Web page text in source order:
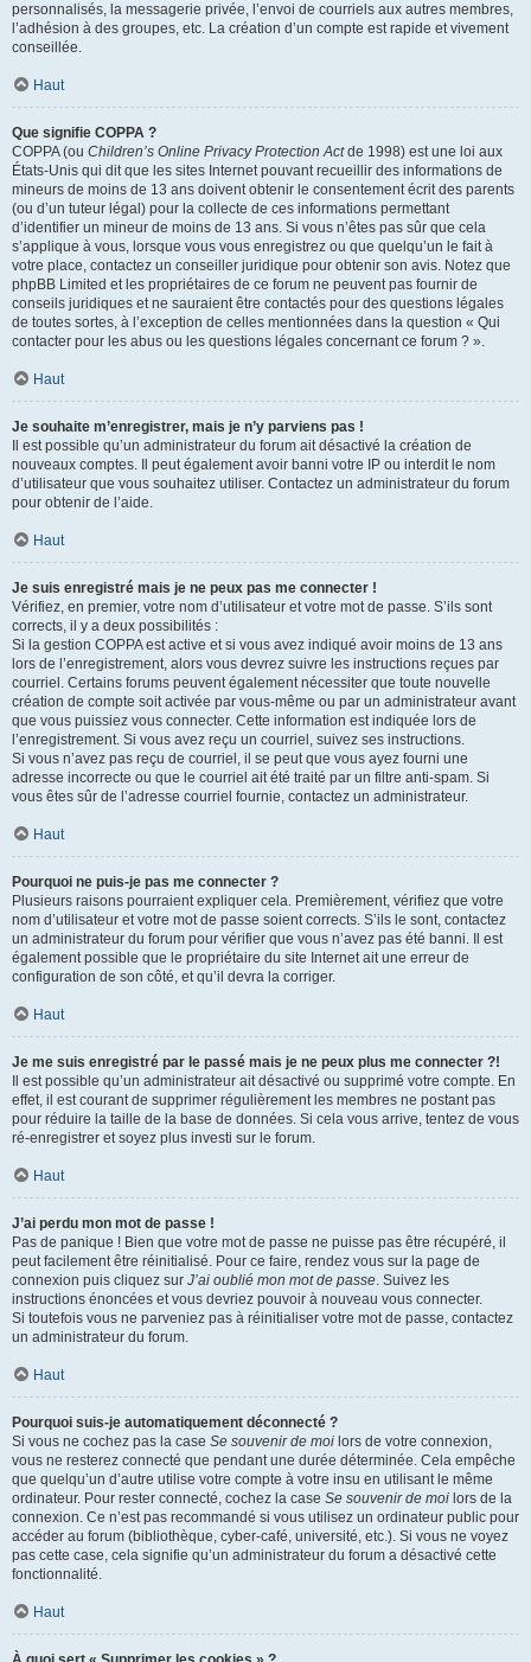
personnalisés, la messagerie privée, l’envoi de courriels aux autres membres,
l’adhésion à des groupes, etc. La création d’un compte est rapide et vivement
conseillée.
Haut
Que signifie COPPA ?
COPPA (ou Children’s Online Privacy Protection Actde 1998) est une loi aux
États-Unis qui dit que les sites Internet pouvant recueillir des informations de
mineurs de moins de 13 ans doivent obtenir le consentement écrit des parents
(ou d’un tuteur légal) pour la collecte de ces informations permettant
d’identifier un mineur de moins de 13 ans. Si vous n’êtes pas sûr que cela
s’applique à vous, lorsque vous vous enregistrez ou que quelqu’un le fait à
votre place, contactez un conseiller juridique pour obtenir son avis. Notez que
phpBB Limited et les propriétaires de ce forum ne peuvent pas fournir de
conseils juridiques et ne sauraient être contactés pour des questions légales
de toutes sortes, à l’exception de celles mentionnées dans la question « Qui
contacter pour les abus ou les questions légales concernant ce forum ? ».
Haut
Je souhaite m’enregistrer, mais je n’y parviens pas !
Il est possible qu’un administrateur du forum ait désactivé la création de
nouveaux comptes. Il peut également avoir banni votre IP ou interdit le nom
d’utilisateur que vous souhaitez utiliser. Contactez un administrateur du forum
pour obtenir de l’aide.
Haut
Je suis enregistré mais je ne peux pas me connecter !
Vérifiez, en premier, votre nom d’utilisateur et votre mot de passe. S’ils sont
corrects, il y a deux possibilités :
Si la gestion COPPA est active et si vous avez indiqué avoir moins de 13 ans
lors de l’enregistrement, alors vous devrez suivre les instructions reçues par
courriel. Certains forums peuvent également nécessiter que toute nouvelle
création de compte soit activée par vous-même ou par un administrateur avant
que vous puissiez vous connecter. Cette information est indiquée lors de
l’enregistrement. Si vous avez reçu un courriel, suivez ses instructions.
Si vous n’avez pas reçu de courriel, il se peut que vous ayez fourni une
adresse incorrecte ou que le courriel ait été traité par un filtre anti-spam. Si
vous êtes sûr de l’adresse courriel fournie, contactez un administrateur.
Haut
Pourquoi ne puis-je pas me connecter ?
Plusieurs raisons pourraient expliquer cela. Premièrement, vérifiez que votre
nom d’utilisateur et votre mot de passe soient corrects. S’ils le sont, contactez
un administrateur du forum pour vérifier que vous n’avez pas été banni. Il est
également possible que le propriétaire du site Internet ait une erreur de
configuration de son côté, et qu’il devra la corriger.
Haut
Je me suis enregistré par le passé mais je ne peux plus me connecter ?!
Il est possible qu’un administrateur ait désactivé ou supprimé votre compte. En
effet, il est courant de supprimer régulièrement les membres ne postant pas
pour réduire la taille de la base de données. Si cela vous arrive, tentez de vous
ré-enregistrer et soyez plus investi sur le forum.
Haut
J’ai perdu mon mot de passe !
Pas de panique ! Bien que votre mot de passe ne puisse pas être récupéré, il
peut facilement être réinitialisé. Pour ce faire, rendez vous sur la page de
connexion puis cliquez sur J’ai oublié mon mot de passe. Suivez les
instructions énoncées et vous devriez pouvoir à nouveau vous connecter.
Si toutefois vous ne parveniez pas à réinitialiser votre mot de passe, contactez
un administrateur du forum.
Haut
Pourquoi suis-je automatiquement déconnecté ?
Si vous ne cochez pas la case Se souvenir de moi lors de votre connexion,
vous ne resterez connecté que pendant une durée déterminée. Cela empêche
que quelqu’un d’autre utilise votre compte à votre insu en utilisant le même
ordinateur. Pour rester connecté, cochez la case Se souvenir de moi lors de la
connexion. Ce n’est pas recommandé si vous utilisez un ordinateur public pour
accéder au forum (bibliothèque, cyber-café, université, etc.). Si vous ne voyez
pas cette case, cela signifie qu’un administrateur du forum a désactivé cette
fonctionnalité.
Haut